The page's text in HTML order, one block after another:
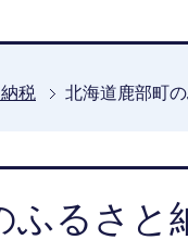
税 北海道鹿部町
ふるさと